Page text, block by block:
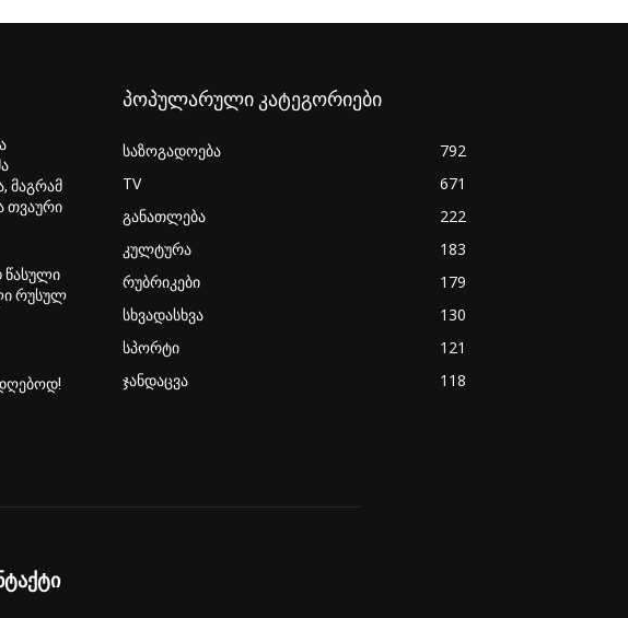
მაგრამ
თვაური
წასული
რუსულ
პოპულარული კატეგორიები
საზოგადოება
792
TV
671
განათლება
222
კულტურა
183
რუბრიკები
179
სხვადასხვა
130
სპორტი
121
ჯანდაცვა
118